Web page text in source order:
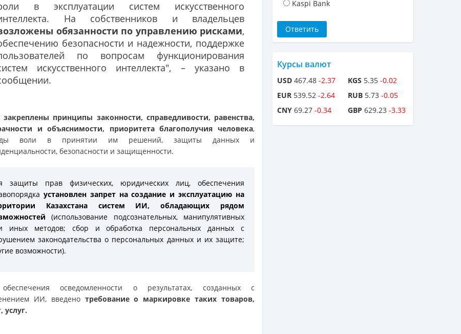
в эксплуатации систем искусственного
На собственников и владельцев
обязанности по управлению рисками,
безопасности и надежности, поддержке
по вопросам функционирования
искусственного интеллекта", – указано в
закреплены принципы законности, справедливости, равенства,
и объяснимости, приоритета благополучия человека,
воли в принятии им решений, защиты данных и
безопасности и защищенности.
защиты прав физических, юридических лиц, обеспечения
установлен запрет на создание и эксплуатацию на
Казахстана систем ИИ, обладающих рядом
(использование подсознательных, манипулятивных
иных методов; сбор и обработка персональных данных с
законодательства о персональных данных и их защите;
возможности).
осведомленности о результатах, созданных с
ИИ, введено требование о маркировке таких товаров,
услуг.
Kaspi Bank
Курсы валют
USD 467.48 -2.37
EUR 539.52 -2.64
CNY 69.27 -0.34
KGS 5.35 -0.02
RUB 5.73 -0.05
GBP 629.23 -3.33